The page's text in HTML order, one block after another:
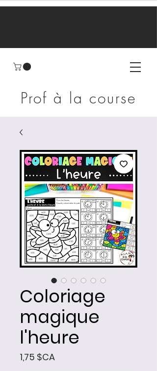
Prof à la course
Coloriage
magique
l'heure
1,75 $CAPrix